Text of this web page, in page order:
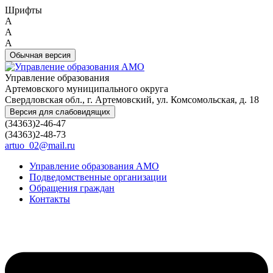
Шрифты
A
A
A
Обычная версия
Управление образования
Артемовского муниципального округа
Свердловская обл., г. Артемовский, ул. Комсомольская, д. 18
Версия для слабовидящих
(34363)2-46-47
(34363)2-48-73
artuo_02@mail.ru
Управление образования АМО
Подведомственные организации
Обращения граждан
Контакты